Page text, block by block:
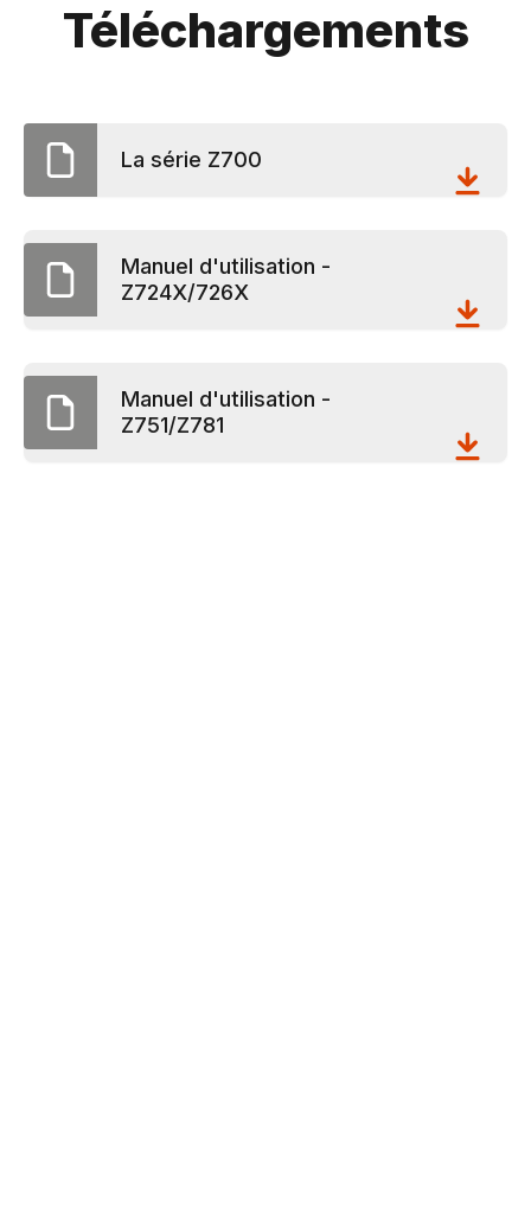
Téléchargements
La série Z700
Manuel d'utilisation -
Z724X/726X
Manuel d'utilisation -
Z751/Z781